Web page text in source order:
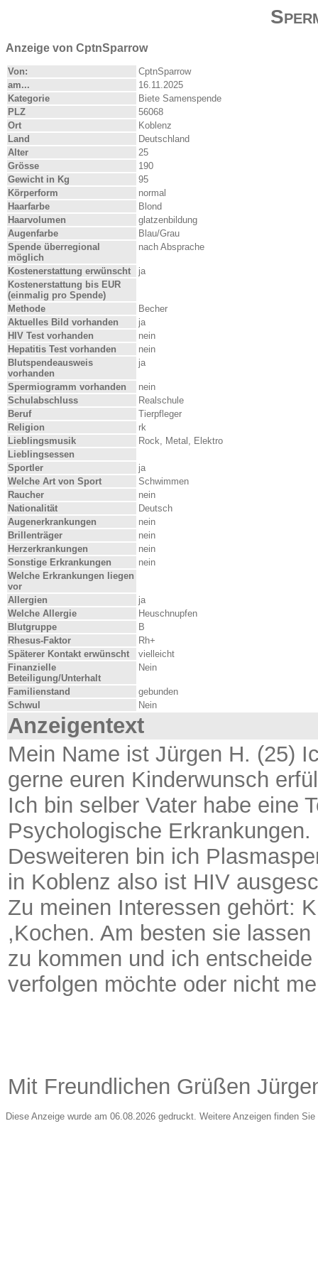
Anzeige von CptnSparrow
Von:
CptnSparrow
am...
16.11.2025
Kategorie
Biete Samenspende
PLZ
56068
Ort
Koblenz
Land
Deutschland
Alter
25
Grösse
190
Gewicht in Kg
95
Körperform
normal
Haarfarbe
Blond
Haarvolumen
glatzenbildung
Augenfarbe
Blau/Grau
Spende überregional
möglich
nach Absprache
Kostenerstattung erwünscht
ja
Kostenerstattung bis EUR
(einmalig pro Spende)
Methode
Becher
Aktuelles Bild vorhanden
ja
HIV Test vorhanden
nein
Hepatitis Test vorhanden
nein
Blutspendeausweis
vorhanden
ja
Spermiogramm vorhanden
nein
Schulabschluss
Realschule
Beruf
Tierpfleger
Religion
rk
Lieblingsmusik
Rock, Metal, Elektro
Lieblingsessen
Sportler
ja
Welche Art von Sport
Schwimmen
Raucher
nein
Nationalität
Deutsch
Augenerkrankungen
nein
Brillenträger
nein
Herzerkrankungen
nein
Sonstige Erkrankungen
nein
Welche Erkrankungen liegen
vor
Allergien
ja
Welche Allergie
Heuschnupfen
Blutgruppe
B
Rhesus-Faktor
Rh+
Späterer Kontakt erwünscht
vielleicht
Finanzielle
Beteiligung/Unterhalt
Nein
Familienstand
gebunden
Schwul
Nein
Anzeigentext
Mein Name ist Jürgen H. (25)
gerne euren Kinderwunsch
Ich bin selber Vater habe eine
Psychologische Erkrankungen.
Desweiteren bin ich
in Koblenz also ist HIV
Zu meinen Interessen gehört:
,Kochen. Am besten sie
zu kommen und ich
verfolgen möchte oder nicht
Mit Freundlichen Grüßen
Diese Anzeige wurde am 06.08.2026 gedruckt. Weitere Anzeigen finden